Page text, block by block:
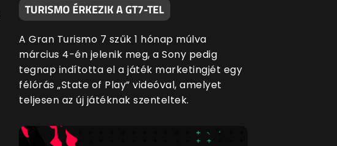
TURISMO ÉRKEZIK A GT7-TEL
A Gran Turismo 7 szűk 1 hónap múlva
március 4-én jelenik meg, a Sony pedig
tegnap indította el a játék marketingjét egy
félórás „State of Play” videóval, amelyet
teljesen az új játéknak szenteltek.